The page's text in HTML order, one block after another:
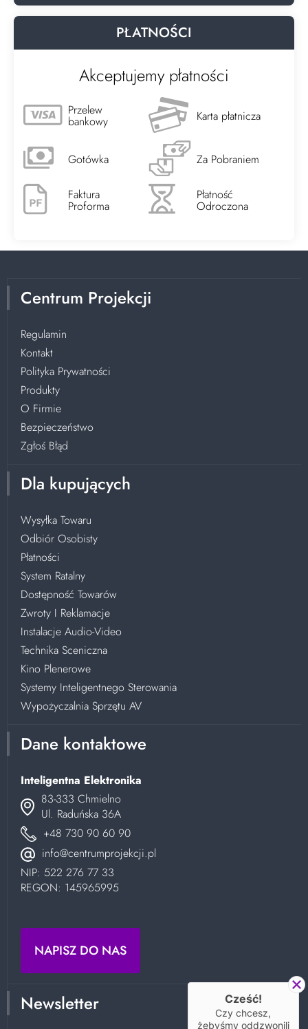
PŁATNOŚCI
Akceptujemy płatności
Przelew
bankowy Karta płatnicza
Gotówka Za Pobraniem
Faktura
Proforma
Płatność
Odroczona
Centrum Projekcji
Regulamin
Kontakt
Polityka Prywatności
Produkty
O Firmie
Bezpieczeństwo
Zgłoś Błąd
Dla kupujących
Wysyłka Towaru
Odbiór Osobisty
Płatności
System Ratalny
Dostępność Towarów
Zwroty I Reklamacje
Instalacje Audio-Video
Technika Sceniczna
Kino Plenerowe
Systemy Inteligentnego Sterowania
Wypożyczalnia Sprzętu AV
Dane kontaktowe
Inteligentna Elektronika
83-333 Chmielno
Ul. Raduńska 36A
+48 730 90 60 90
info@centrumprojekcji.pl
NIP: 522 276 77 33
REGON: 145965995
NAPISZ DO NAS
Newsletter Cześć!
Czy chcesz,
żebyśmy oddzwonili